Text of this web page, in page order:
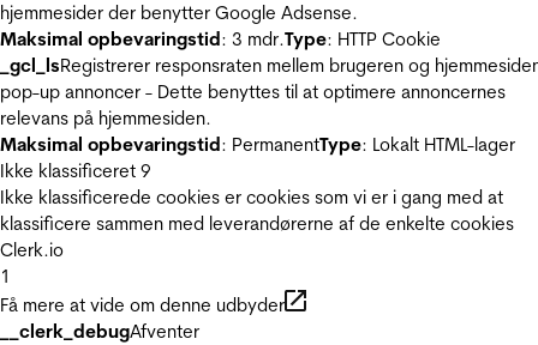
hjemmesider der benytter Google Adsense.
Maksimal opbevaringstid: 3 mdr.Type: HTTP Cookie
_gcl_lsRegistrerer responsraten mellem brugeren og
pop-up annoncer - Dette benyttes til at optimere annoncernes
relevans på hjemmesiden.
Maksimal opbevaringstid: PermanentType: Lokalt HTML-lager
Ikke klassificeret 9
Ikke klassificerede cookies er cookies som vi er i gang med at
klassificere sammen med leverandørerne af de enkelte cookies
Clerk.io
1
Få mere at vide om denne udbyder
__clerk_debugAfventer